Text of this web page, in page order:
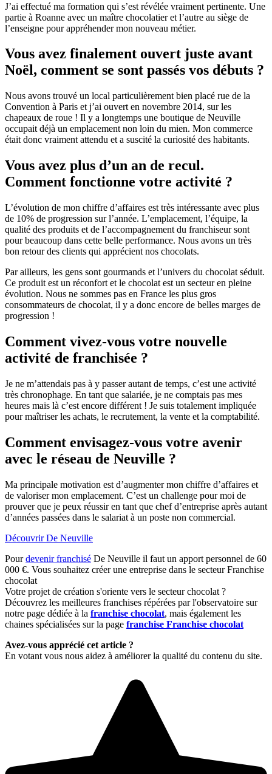
J’ai effectué ma formation qui s’est révélée vraiment pertinente. Une
partie à Roanne avec un maître chocolatier et l’autre au siège de
l’enseigne pour appréhender mon nouveau métier.
Vous avez finalement ouvert juste avant
Noël, comment se sont passés vos débuts ?
Nous avons trouvé un local particulièrement bien placé rue de la
Convention à Paris et j’ai ouvert en novembre 2014, sur les
chapeaux de roue ! Il y a longtemps une boutique de Neuville
occupait déjà un emplacement non loin du mien. Mon commerce
était donc vraiment attendu et a suscité la curiosité des habitants.
Vous avez plus d’un an de recul.
Comment fonctionne votre activité ?
L’évolution de mon chiffre d’affaires est très intéressante avec plus
de 10% de progression sur l’année. L’emplacement, l’équipe, la
qualité des produits et de l’accompagnement du franchiseur sont
pour beaucoup dans cette belle performance. Nous avons un très
bon retour des clients qui apprécient nos chocolats.
Par ailleurs, les gens sont gourmands et l’univers du chocolat séduit.
Ce produit est un réconfort et le chocolat est un secteur en pleine
évolution. Nous ne sommes pas en France les plus gros
consommateurs de chocolat, il y a donc encore de belles marges de
progression !
Comment vivez-vous votre nouvelle
activité de franchisée ?
Je ne m’attendais pas à y passer autant de temps, c’est une activité
très chronophage. En tant que salariée, je ne comptais pas mes
heures mais là c’est encore différent ! Je suis totalement impliquée
pour maîtriser les achats, le recrutement, la vente et la comptabilité.
Comment envisagez-vous votre avenir
avec le réseau de Neuville ?
Ma principale motivation est d’augmenter mon chiffre d’affaires et
de valoriser mon emplacement. C’est un challenge pour moi de
prouver que je peux réussir en tant que chef d’entreprise après autant
d’années passées dans le salariat à un poste non commercial.
Découvrir De Neuville
Pourdevenir franchisé De Neuville il faut un apport personnel de 60
000 €. Vous souhaitez créer une entreprise dans le secteur Franchise
chocolat
Votre projet de création s'oriente vers le secteur chocolat ?
Découvrez les meilleures franchises répérées par l'observatoire sur
notre page dédiée à la franchise chocolat, mais également les
chaines spécialisées sur la page franchise Franchise chocolat
Avez-vous apprécié cet article ?
En votant vous nous aidez à améliorer la qualité du contenu du site.